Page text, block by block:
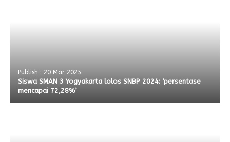
Publish : 20 Mar 2025
Siswa SMAN 3 Yogyakarta lolos SNBP 2024: ‘persentase
mencapai 72,28%’